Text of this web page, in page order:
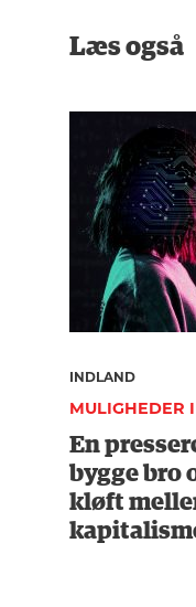
Læs også
INDLAND
MULIGHEDER
En
bygge bro
kløft